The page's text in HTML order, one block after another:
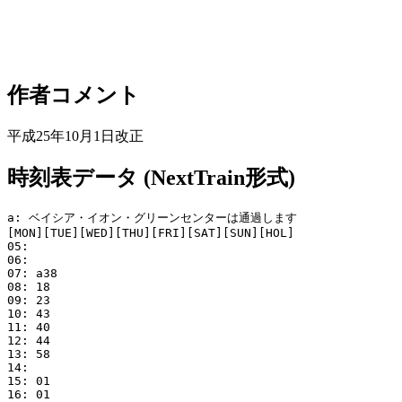
作者コメント
平成25年10月1日改正
時刻表データ (NextTrain形式)
a: ベイシア・イオン・グリーンセンターは通過します
[MON][TUE][WED][THU][FRI][SAT][SUN][HOL]
05:
06:
07: a38
08: 18
09: 23
10: 43
11: 40
12: 44
13: 58
14:
15: 01
16: 01